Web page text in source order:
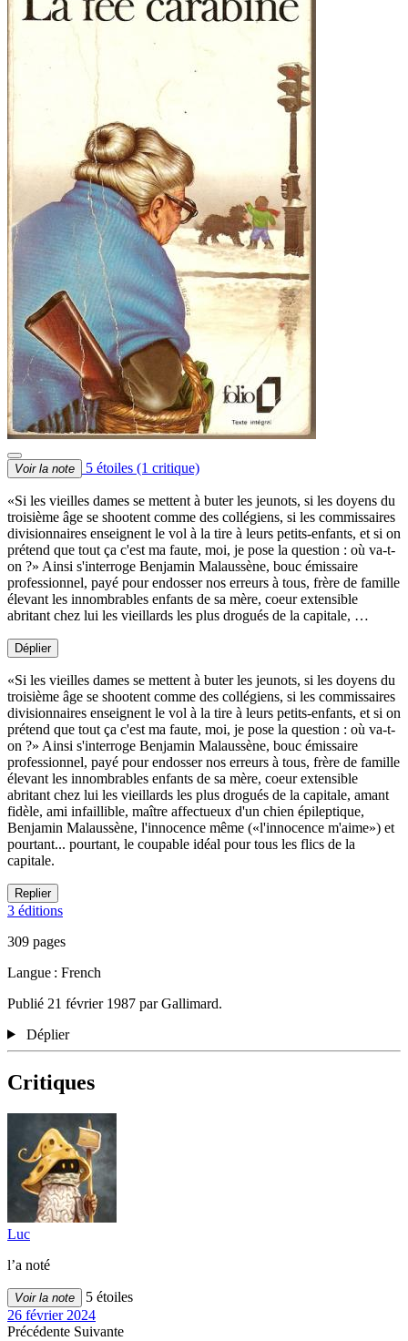
Voir la note 5 étoiles (1 critique)
«Si les vieilles dames se mettent à buter les jeunots, si les doyens du
troisième âge se shootent comme des collégiens, si les commissaires
divisionnaires enseignent le vol à la tire à leurs petits-enfants, et si on
prétend que tout ça c'est ma faute, moi, je pose la question : où va-t-
on ?» Ainsi s'interroge Benjamin Malaussène, bouc émissaire
professionnel, payé pour endosser nos erreurs à tous, frère de famille
élevant les innombrables enfants de sa mère, coeur extensible
abritant chez lui les vieillards les plus drogués de la capitale, …
Déplier
«Si les vieilles dames se mettent à buter les jeunots, si les doyens du
troisième âge se shootent comme des collégiens, si les commissaires
divisionnaires enseignent le vol à la tire à leurs petits-enfants, et si on
prétend que tout ça c'est ma faute, moi, je pose la question : où va-t-
on ?» Ainsi s'interroge Benjamin Malaussène, bouc émissaire
professionnel, payé pour endosser nos erreurs à tous, frère de famille
élevant les innombrables enfants de sa mère, coeur extensible
abritant chez lui les vieillards les plus drogués de la capitale, amant
fidèle, ami infaillible, maître affectueux d'un chien épileptique,
Benjamin Malaussène, l'innocence même («l'innocence m'aime») et
pourtant... pourtant, le coupable idéal pour tous les flics de la
capitale.
Replier
3 éditions
309 pages
Langue : French
Publié 21 février 1987 par Gallimard.
Déplier
Critiques
Luc
l’a noté
Voir la note
5 étoiles
26 février 2024
Précédente Suivante